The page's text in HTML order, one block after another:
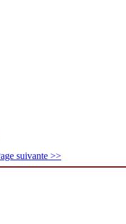
suivante >>